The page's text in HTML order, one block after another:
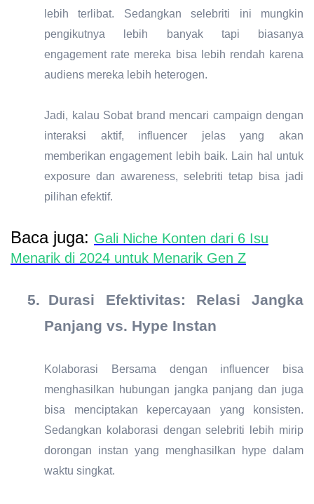
lebih terlibat. Sedangkan selebriti ini mungkin
pengikutnya lebih banyak tapi biasanya
engagement rate mereka bisa lebih rendah karena
audiens mereka lebih heterogen.
Jadi, kalau Sobat brand mencari campaign dengan
interaksi aktif, influencer jelas yang akan
memberikan engagement lebih baik. Lain hal untuk
exposure dan awareness, selebriti tetap bisa jadi
pilihan efektif.
Baca juga: Gali Niche Konten dari 6 Isu
Menarik di 2024 untuk Menarik Gen Z
5. Durasi Efektivitas: Relasi Jangka
Panjang vs. Hype Instan
Kolaborasi Bersama dengan influencer bisa
menghasilkan hubungan jangka panjang dan juga
bisa menciptakan kepercayaan yang konsisten.
Sedangkan kolaborasi dengan selebriti lebih mirip
dorongan instan yang menghasilkan hype dalam
waktu singkat.